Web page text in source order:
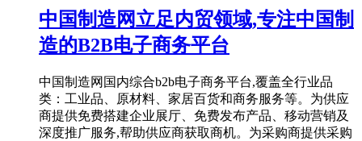
中国制造网立足内贸领域,专注中国制
造的B2B电子商务平台
中国制造网国内综合b2b电子商务平台,覆盖全行业品
类：工业品、原材料、家居百货和商务服务等。为供应
商提供免费搭建企业展厅、免费发布产品、移动营销及
深度推广服务,帮助供应商获取商机。为采购商提供采购